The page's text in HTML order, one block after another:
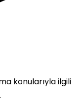
konularıyla ilgili